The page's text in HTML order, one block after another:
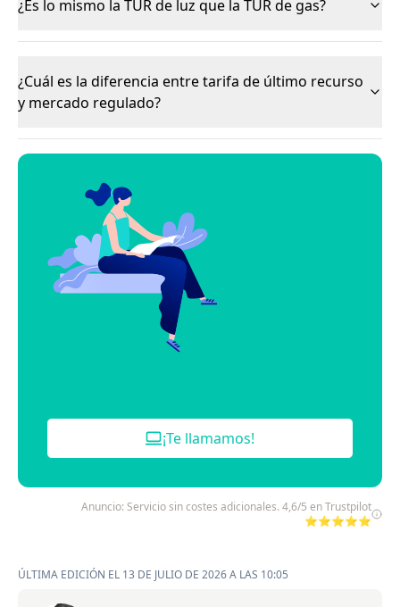
¿Es lo mismo la TUR de luz que la TUR de gas?
¿Cuál es la diferencia entre tarifa de último recurso
y mercado regulado?
¡Te llamamos!
Anuncio: Servicio sin costes adicionales. 4,6/5 en Trustpilot
⭐⭐⭐⭐⭐
ÚLTIMA EDICIÓN EL 13 DE JULIO DE 2026 A LAS 10:05